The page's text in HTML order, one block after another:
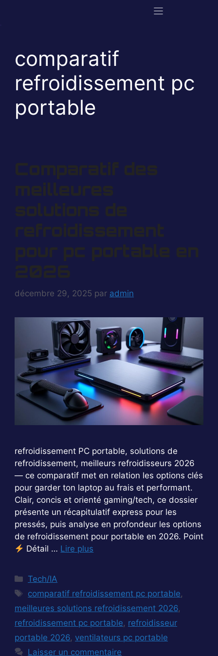
comparatif
refroidissement pc
portable
Comparatif des
meilleures
solutions de
refroidissement
pour pc portable en
2026
décembre 29, 2025 par admin
refroidissement PC portable, solutions de
refroidissement, meilleurs refroidisseurs 2026
— ce comparatif met en relation les options clés
pour garder ton laptop au frais et performant.
Clair, concis et orienté gaming/tech, ce dossier
présente un récapitulatif express pour les
pressés, puis analyse en profondeur les options
de refroidissement pour portable en 2026. Point
Détail … Lire plus
Catégories
Tech/IA
Étiquettes
comparatif refroidissement pc portable,
meilleures solutions refroidissement 2026,
refroidissement pc portable, refroidisseur
portable 2026, ventilateurs pc portable
Laisser un commentaire